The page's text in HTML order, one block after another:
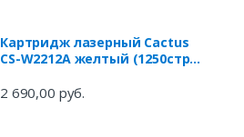
Картридж лазерный Cactus
CS-W2212A желтый (1250стр.)
2 690,00 руб.